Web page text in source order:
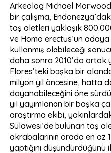
Arkeolog Michael
bir çalışma,
taş aletleri yaklaşık
ve Homo erectus’un
kullanmış olabileceği
daha sonra 2010’da ortak
Flores’teki başka bir
milyon yıl öncesine, hatta
dayanabileceğini öne
yıl yayımlanan bir başka
araştırma ekibi,
Sulawesi’de bulunan taş
akrabalarının orada en az
yaptığını düşündürdüğünü